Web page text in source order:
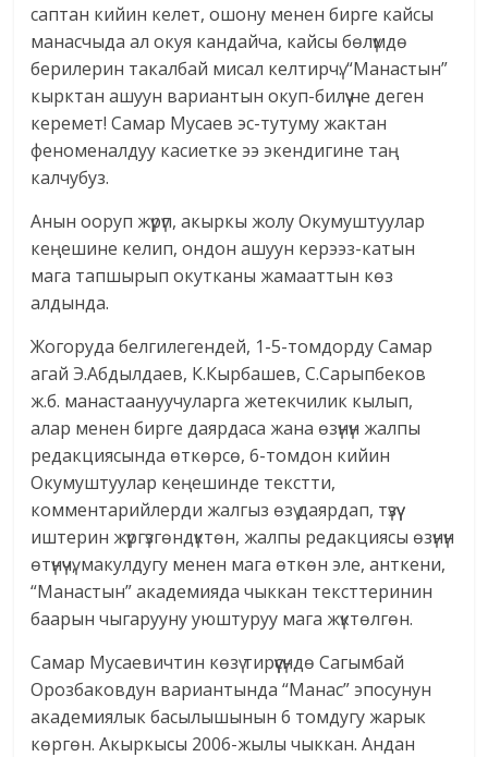
саптан кийин келет, ошону менен бирге кайсы
манасчыда ал окуя кандайча, кайсы бөлүмдө
берилерин такалбай мисал келтирчү. “Манастын”
кырк­тан ашуун вариантын окуп-билүү не деген
керемет! Самар Мусаев эс-тутуму жактан
феноменалдуу касиетке ээ экендигине таң
калчубуз.
Анын ооруп жүрүп, акыркы жолу Окумуштуулар
кеңешине келип, ондон ашуун керээз-катын
мага тапшырып окутканы жамааттын көз
алдында.
Жогоруда белгилегендей, 1-5-томдорду Самар
агай Э.Абдылдаев, К.Кырбашев, С.Сарыпбеков
ж.б. манастаануучуларга жетекчилик кылып,
алар менен бирге даярдаса жана өзүнүн жалпы
редакциясында өткөрсө, 6-томдон кийин
Окумуштуулар кеңешинде текстти,
комментарийлерди жалгыз өзү даярдап, түзүү
иштерин жүргүзгөндүктөн, жалпы редакциясы өзүнүн
өтүнүчү, макулдугу менен мага өткөн эле, анткени,
“Манастын” академияда чыккан тексттеринин
баарын чыгарууну уюштуруу мага жүктөлгөн.
Самар Мусаевичтин көзү тирүүсүндө Сагымбай
Орозбаковдун вариантында “Манас” эпосунун
академиялык басылышынын 6 томдугу жарык
көргөн. Акыркысы 2006-жылы чыккан. Андан